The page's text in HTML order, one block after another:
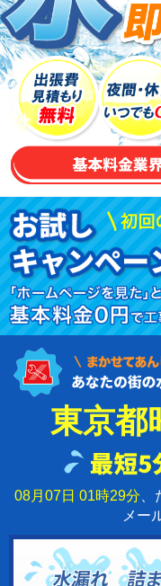
東京都
08月07日 01時29分
メー